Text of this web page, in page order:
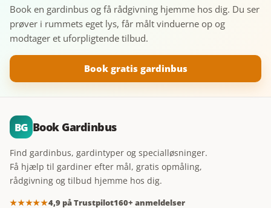
Book en gardinbus og få rådgivning hjemme hos dig. Du ser
prøver i rummets eget lys, får målt vinduerne op og
modtager et uforpligtende tilbud.
Book gratis gardinbus
BG Book Gardinbus
Find gardinbus, gardintyper og specialløsninger.
Få hjælp til gardiner efter mål, gratis opmåling,
rådgivning og tilbud hjemme hos dig.
★★★★★4,9 på Trustpilot160+ anmeldelser